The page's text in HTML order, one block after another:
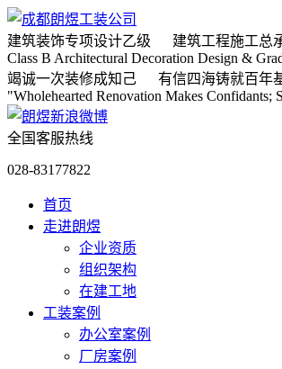
建筑装饰专项设计乙级 建筑工程施工总
Class B Architectural Decoration Design &
竭诚一次装修成知己 有信四海铸就百年
"Wholehearted Renovation Makes Confidants;
全国客服热线
028-83177822
首页
走进朗煜
企业资质
组织架构
在建工地
工装案例
办公室案例
厂房案例